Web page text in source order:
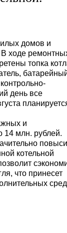
домов и
В ходе
топка
день все
и
14 млн. рублей.
котельной
что принесет